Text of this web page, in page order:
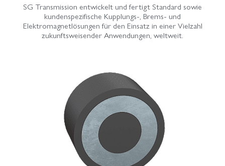
SG Transmission entwickelt und fertigt Standard sowie
kundenspezifische Kupplungs-, Brems- und
Elektromagnetlösungen für den Einsatz in einer Vielzahl
zukunftsweisender Anwendungen, weltweit.